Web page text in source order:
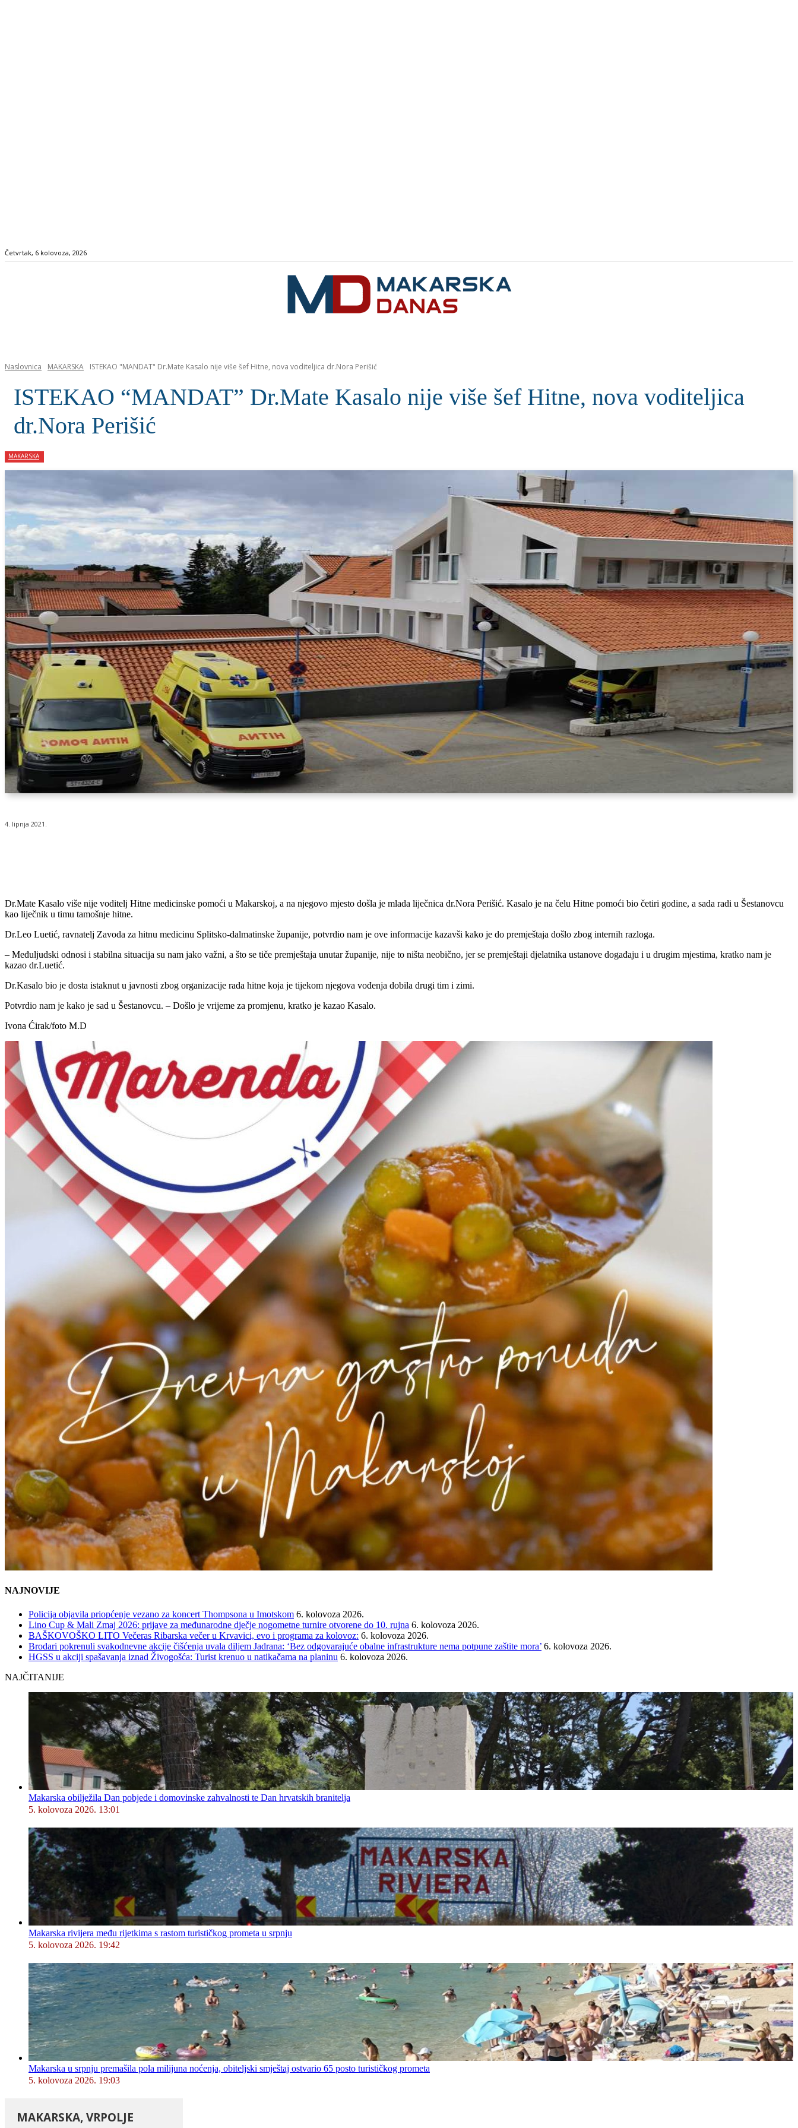
Četvrtak, 6 kolovoza, 2026
Naslovnica MAKARSKA ISTEKAO "MANDAT" Dr.Mate Kasalo nije više šef Hitne, nova voditeljica dr.Nora Perišić
ISTEKAO “MANDAT” Dr.Mate Kasalo nije više šef Hitne, nova voditeljica
dr.Nora Perišić
MAKARSKA
4. lipnja 2021.
Dr.Mate Kasalo više nije voditelj Hitne medicinske pomoći u Makarskoj, a na njegovo mjesto došla je mlada liječnica dr.Nora Perišić. Kasalo je na čelu Hitne pomoći bio četiri godine, a sada radi u Šestanovcu
kao liječnik u timu tamošnje hitne.
Dr.Leo Luetić, ravnatelj Zavoda za hitnu medicinu Splitsko-dalmatinske županije, potvrdio nam je ove informacije kazavši kako je do premještaja došlo zbog internih razloga.
– Međuljudski odnosi i stabilna situacija su nam jako važni, a što se tiče premještaja unutar županije, nije to ništa neobično, jer se premještaji djelatnika ustanove događaju i u drugim mjestima, kratko nam je
kazao dr.Luetić.
Dr.Kasalo bio je dosta istaknut u javnosti zbog organizacije rada hitne koja je tijekom njegova vođenja dobila drugi tim i zimi.
Potvrdio nam je kako je sad u Šestanovcu. – Došlo je vrijeme za promjenu, kratko je kazao Kasalo.
Ivona Ćirak/foto M.D
NAJNOVIJE
Policija objavila priopćenje vezano za koncert Thompsona u Imotskom 6. kolovoza 2026.
Lino Cup & Mali Zmaj 2026: prijave za međunarodne dječje nogometne turnire otvorene do 10. rujna 6. kolovoza 2026.
BAŠKOVOŠKO LITO Večeras Ribarska večer u Krvavici, evo i programa za kolovoz: 6. kolovoza 2026.
Brodari pokrenuli svakodnevne akcije čišćenja uvala diljem Jadrana: ‘Bez odgovarajuće obalne infrastrukture nema potpune zaštite mora’ 6. kolovoza 2026.
HGSS u akciji spašavanja iznad Živogošća: Turist krenuo u natikačama na planinu 6. kolovoza 2026.
NAJČITANIJE
Makarska obilježila Dan pobjede i domovinske zahvalnosti te Dan hrvatskih branitelja
5. kolovoza 2026. 13:01
Makarska rivijera među rijetkima s rastom turističkog prometa u srpnju
5. kolovoza 2026. 19:42
Makarska u srpnju premašila pola milijuna noćenja, obiteljski smještaj ostvario 65 posto turističkog prometa
5. kolovoza 2026. 19:03